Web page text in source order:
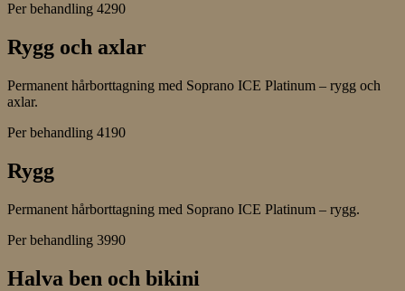
Per behandling 4290
Rygg och axlar
Permanent hårborttagning med Soprano ICE Platinum – rygg och
axlar.
Per behandling 4190
Rygg
Permanent hårborttagning med Soprano ICE Platinum – rygg.
Per behandling 3990
Halva ben och bikini